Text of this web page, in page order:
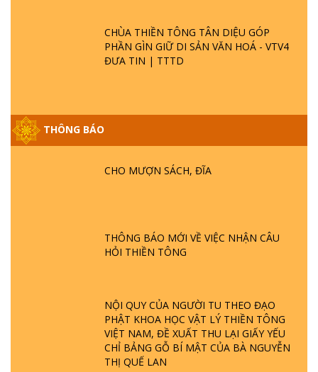
CHÙA THIỀN TÔNG TÂN DIỆU GÓP
PHẦN GÌN GIỮ DI SẢN VĂN HOÁ - VTV4
ĐƯA TIN | TTTD
THÔNG BÁO
CHO MƯỢN SÁCH, ĐĨA
THÔNG BÁO MỚI VỀ VIỆC NHẬN CÂU
HỎI THIỀN TÔNG
NỘI QUY CỦA NGƯỜI TU THEO ĐẠO
PHẬT KHOA HỌC VẬT LÝ THIỀN TÔNG
VIỆT NAM, ĐỀ XUẤT THU LẠI GIẤY YẾU
CHỈ BẢNG GỖ BÍ MẬT CỦA BÀ NGUYỄN
THỊ QUẾ LAN
GIẢI ĐÁP ĐẶC BIỆT P25 - SUỐT 49 NĂM
PHẬT KHÔNG NÓI? HỘI LONG HOA LÀ
HỘI GÌ? TỬ VÌ ĐẠO
PHẬT GIỚI CÓ THỜI GIAN KHÔNG? |
TTTD
LÀ AI? QUỶ SA TĂNG? | TTTD
GIẢI ĐÁP THIỀN TÔNG ĐẶC BIỆT P22 - TẠI
SAO TRÁI ĐẤT NHIỀU THIÊN TAI - LŨ LỤT
- HỎA HOẠN | TTTD